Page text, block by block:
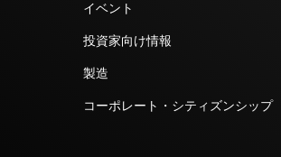
イベント
投資家向け情報
製造
コーポレート・シティズンシップ